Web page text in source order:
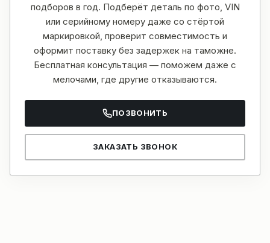
подборов в год. Подберёт деталь по фото, VIN
или серийному номеру даже со стёртой
маркировкой, проверит совместимость и
оформит поставку без задержек на таможне.
Бесплатная консультация — поможем даже с
мелочами, где другие отказываются.
ПОЗВОНИТЬ
ЗАКАЗАТЬ ЗВОНОК